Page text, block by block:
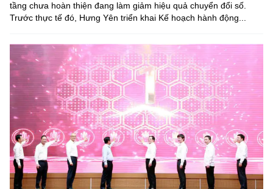
tầng chưa hoàn thiện đang làm giảm hiệu quả chuyển đổi số.
Trước thực tế đó, Hưng Yên triển khai Kế hoạch hành động...